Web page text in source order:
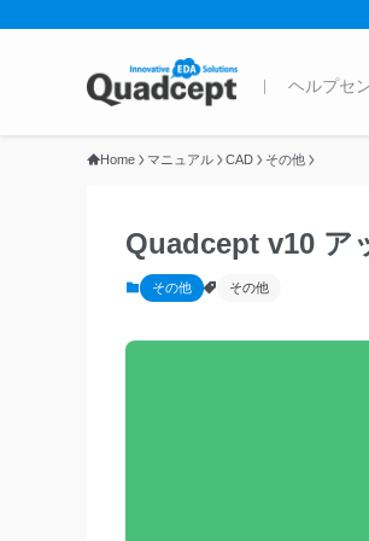
Home マニュアル CAD その他
Quadcept v10 ア
その他 その他